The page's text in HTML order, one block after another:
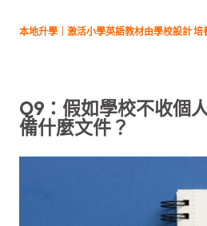
本地升學｜激活小學英語教材由學校設計
Q9：假如學校不收個
備什麼文件？